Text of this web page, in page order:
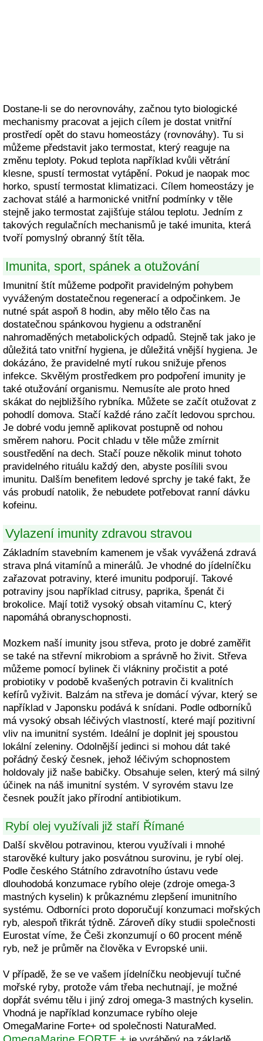
Dostane-li se do nerovnováhy, začnou tyto biologické
mechanismy pracovat a jejich cílem je dostat vnitřní
prostředí opět do stavu homeostázy (rovnováhy). Tu si
můžeme představit jako termostat, který reaguje na
změnu teploty. Pokud teplota například kvůli větrání
klesne, spustí termostat vytápění. Pokud je naopak moc
horko, spustí termostat klimatizaci. Cílem homeostázy je
zachovat stálé a harmonické vnitřní podmínky v těle
stejně jako termostat zajišťuje stálou teplotu. Jedním z
takových regulačních mechanismů je také imunita, která
tvoří pomyslný obranný štít těla.
Imunita, sport, spánek a otužování
Imunitní štít můžeme podpořit pravidelným pohybem
vyváženým dostatečnou regenerací a odpočinkem. Je
nutné spát aspoň 8 hodin, aby mělo tělo čas na
dostatečnou spánkovou hygienu a odstranění
nahromaděných metabolických odpadů. Stejně tak jako je
důležitá tato vnitřní hygiena, je důležitá vnější hygiena. Je
dokázáno, že pravidelné mytí rukou snižuje přenos
infekce. Skvělým prostředkem pro podpoření imunity je
také otužování organismu. Nemusíte ale proto hned
skákat do nejbližšího rybníka. Můžete se začít otužovat z
pohodlí domova. Stačí každé ráno začít ledovou sprchou.
Je dobré vodu jemně aplikovat postupně od nohou
směrem nahoru. Pocit chladu v těle může zmírnit
soustředění na dech. Stačí pouze několik minut tohoto
pravidelného rituálu každý den, abyste posílili svou
imunitu. Dalším benefitem ledové sprchy je také fakt, že
vás probudí natolik, že nebudete potřebovat ranní dávku
kofeinu.
Vylazení imunity zdravou stravou
Základním stavebním kamenem je však vyvážená zdravá
strava plná vitamínů a minerálů. Je vhodné do jídelníčku
zařazovat potraviny, které imunitu podporují. Takové
potraviny jsou například citrusy, paprika, špenát či
brokolice. Mají totiž vysoký obsah vitamínu C, který
napomáhá obranyschopnosti.
Mozkem naší imunity jsou střeva, proto je dobré zaměřit
se také na střevní mikrobiom a správně ho živit. Střeva
můžeme pomocí bylinek či vlákniny pročistit a poté
probiotiky v podobě kvašených potravin či kvalitních
kefírů vyživit. Balzám na střeva je domácí vývar, který se
například v Japonsku podává k snídani. Podle odborníků
má vysoký obsah léčivých vlastností, které mají pozitivní
vliv na imunitní systém. Ideální je doplnit jej spoustou
lokální zeleniny. Odolnější jedinci si mohou dát také
pořádný český česnek, jehož léčivým schopnostem
holdovaly již naše babičky. Obsahuje selen, který má silný
účinek na náš imunitní systém. V syrovém stavu lze
česnek použít jako přírodní antibiotikum.
Rybí olej využívali již staří Římané
Další skvělou potravinou, kterou využívali i mnohé
starověké kultury jako posvátnou surovinu, je rybí olej.
Podle českého Státního zdravotního ústavu vede
dlouhodobá konzumace rybího oleje (zdroje omega-3
mastných kyselin) k průkaznému zlepšení imunitního
systému. Odborníci proto doporučují konzumaci mořských
ryb, alespoň třikrát týdně. Zároveň díky studii společnosti
Eurostat víme, že Češi zkonzumují o 60 procent méně
ryb, než je průměr na člověka v Evropské unii.
V případě, že se ve vašem jídelníčku neobjevují tučné
mořské ryby, protože vám třeba nechutnají, je možné
dopřát svému tělu i jiný zdroj omega-3 mastných kyselin.
Vhodná je například konzumace rybího oleje
OmegaMarine Forte+ od společnosti NaturaMed.